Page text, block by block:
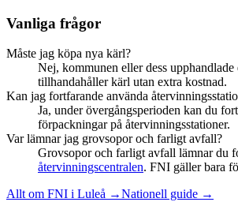
Vanliga frågor
Måste jag köpa nya kärl?
Nej, kommunen eller dess upphandlade
tillhandahåller kärl utan extra kostnad.
Kan jag fortfarande använda
Ja, under övergångsperioden kan du
förpackningar på återvinningsstationer.
Var lämnar jag grovsopor och farligt avfall?
Grovsopor och farligt avfall lämnar du
återvinningscentralen. FNI gäller bara
Allt om FNI i Luleå →Nationell guide →